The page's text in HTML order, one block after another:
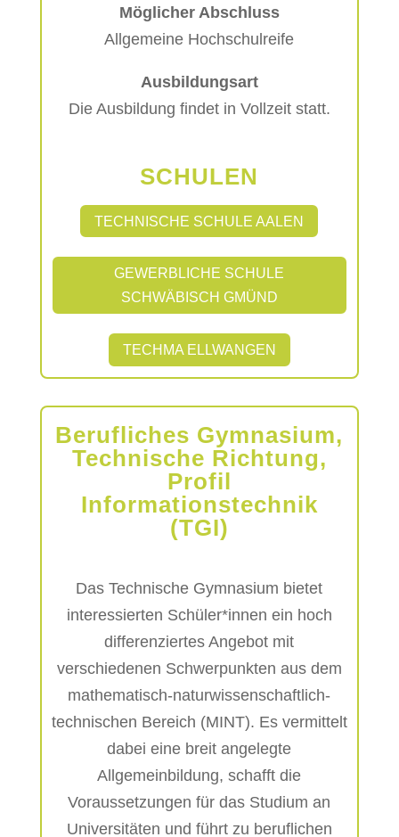
Möglicher Abschluss
Allgemeine Hochschulreife
Ausbildungsart
Die Ausbildung findet in Vollzeit statt.
SCHULEN
TECHNISCHE SCHULE AALEN
GEWERBLICHE SCHULE
SCHWÄBISCH GMÜND
TECHMA ELLWANGEN
Berufliches Gymnasium,
Technische Richtung,
Profil
Informationstechnik
(TGI)
Das Technische Gymnasium bietet
interessierten Schüler*innen ein hoch
differenziertes Angebot mit
verschiedenen Schwerpunkten aus dem
mathematisch-naturwissenschaftlich-
technischen Bereich (MINT). Es vermittelt
dabei eine breit angelegte
Allgemeinbildung, schafft die
Voraussetzungen für das Studium an
Universitäten und führt zu beruflichen